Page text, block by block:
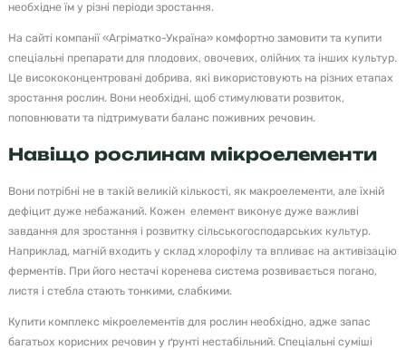
необхідне їм у різні періоди зростання.
На сайті компанії «Агріматко-Україна» комфортно замовити та купити
спеціальні препарати для плодових, овочевих, олійних та інших культур.
Це висококонцентровані добрива, які використовують на різних етапах
зростання рослин. Вони необхідні, щоб стимулювати розвиток,
поповнювати та підтримувати баланс поживних речовин.
Навіщо рослинам мікроелементи
Вони потрібні не в такій великій кількості, як макроелементи, але їхній
дефіцит дуже небажаний. Кожен елемент виконує дуже важливі
завдання для зростання і розвитку сільськогосподарських культур.
Наприклад, магній входить у склад хлорофілу та впливає на активізацію
ферментів. При його нестачі коренева система розвивається погано,
листя і стебла стають тонкими, слабкими.
Купити комплекс мікроелементів для рослин необхідно, адже запас
багатьох корисних речовин у ґрунті нестабільний. Спеціальні суміші